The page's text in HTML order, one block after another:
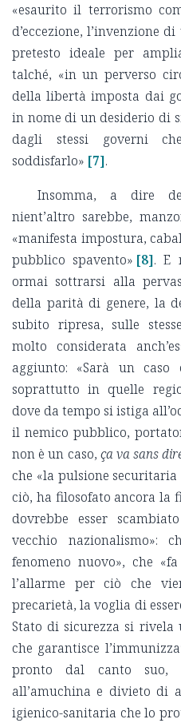
«esaurito il terrorismo
d’eccezione, l’invenzione
pretesto ideale per
talché, «in un perverso
della libertà imposta dai
in nome di un desiderio di
dagli stessi governi
soddisfarlo» [7].
Insomma, a dire
nient’altro sarebbe,
«manifesta impostura,
pubblico spavento» [8]. E
ormai sottrarsi alla
della parità di genere, la
subito ripresa, sulle
molto considerata
aggiunto: «Sarà un
soprattutto in quelle
dove da tempo si istiga
il nemico pubblico,
non è un caso, ça va sans
che «la pulsione
ciò, ha filosofato ancora la
dovrebbe esser
vecchio nazionalismo»:
fenomeno nuovo», che
l’allarme per ciò che
precarietà, la voglia di
Stato di sicurezza si rivela
che garantisce
pronto dal canto
all’amuchina e divieto di
igienico-sanitaria che lo